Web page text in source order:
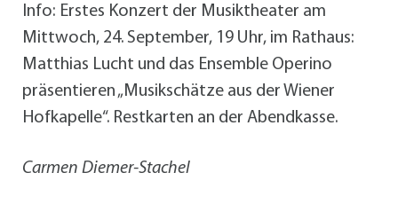
Info: Erstes Konzert der Musiktheater am
Mittwoch, 24. September, 19 Uhr, im Rathaus:
Matthias Lucht und das Ensemble Operino
präsentieren „Musikschätze aus der Wiener
Hofkapelle“. Restkarten an der Abendkasse.
Carmen Diemer-Stachel